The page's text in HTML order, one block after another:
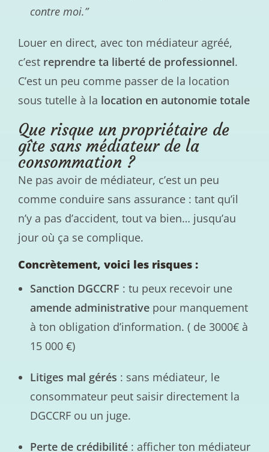
contre moi.”
Louer en direct, avec ton médiateur agréé,
c’est reprendre ta liberté de professionnel.
C’est un peu comme passer de la location
sous tutelle à la location en autonomie totale
Que risque un propriétaire de
gîte sans médiateur de la
consommation ?
Ne pas avoir de médiateur, c’est un peu
comme conduire sans assurance : tant qu’il
n’y a pas d’accident, tout va bien… jusqu’au
jour où ça se complique.
Concrètement, voici les risques :
Sanction DGCCRF : tu peux recevoir une
amende administrative pour manquement
à ton obligation d’information. ( de 3000€ à
15 000 €)
Litiges mal gérés : sans médiateur, le
consommateur peut saisir directement la
DGCCRF ou un juge.
Perte de crédibilité : afficher ton médiateur